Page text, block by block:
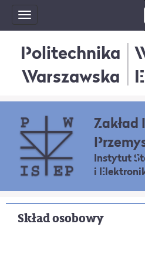
Toggle
navigation
Politechnika
Warszawska
Zakład
Instytut
i
Skład osobowy